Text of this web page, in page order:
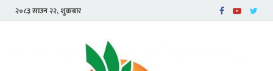
२०८३ साउन २२, शुक्रबार